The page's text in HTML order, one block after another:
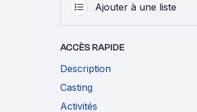
Ajouter à une liste
ACCÈS RAPIDE
Description
Casting
Activités